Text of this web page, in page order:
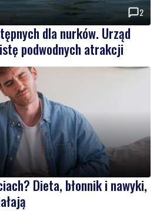
2
dla nurków. Urząd
podwodnych atrakcji
Dieta, błonnik i nawyki,